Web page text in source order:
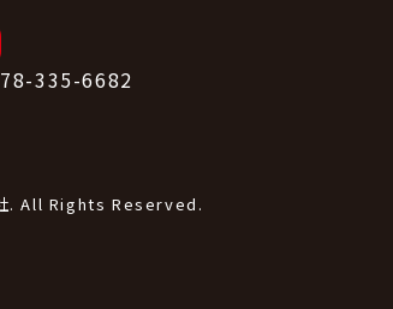
335-6682
. All Rights Reserved.